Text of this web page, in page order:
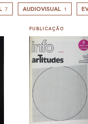
7 AUDIOVISUAL 1
PUBLICAÇÃO